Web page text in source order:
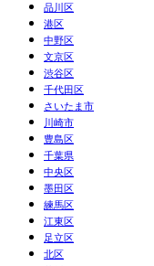
品川区
港区
中野区
文京区
渋谷区
千代田区
さいたま市
川崎市
豊島区
千葉県
中央区
墨田区
練馬区
江東区
足立区
北区